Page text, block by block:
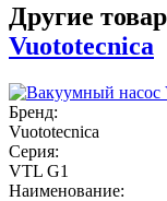
Другие
Vuototecnica
Бренд:
Vuototecnica
Серия:
VTL G1
Наименование: